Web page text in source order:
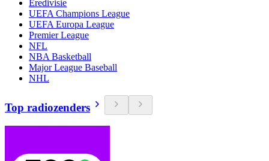
Eredivisie
UEFA Champions League
UEFA Europa League
Premier League
NFL
NBA Basketball
Major League Baseball
NHL
Top radiozenders